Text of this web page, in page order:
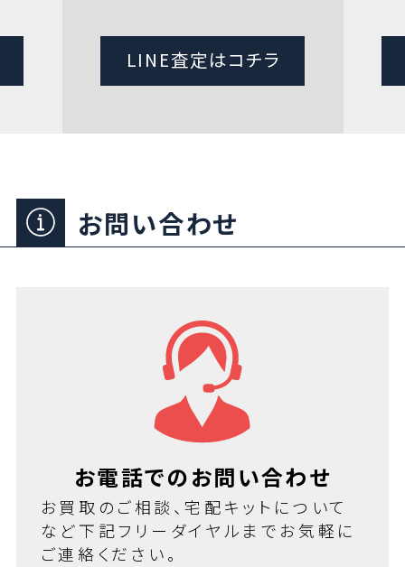
LINE査定はコチラ
お問い合わせ
お電話でのお問い合わせ
お買取のご相談、宅配キットについて
など下記フリーダイヤルまでお気軽に
ご連絡ください。